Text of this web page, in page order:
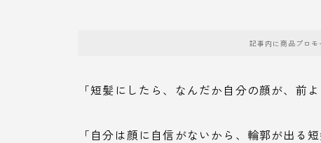
記事内に商品プロ
「短髪にしたら、なんだか自分の顔が、前
「自分は顔に自信がないから、輪郭が出る